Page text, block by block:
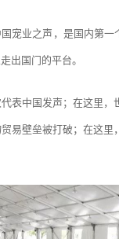
宠业之声，是国内第一
出国门的平台。
表中国发声；在这里，
易壁垒被打破；在这里